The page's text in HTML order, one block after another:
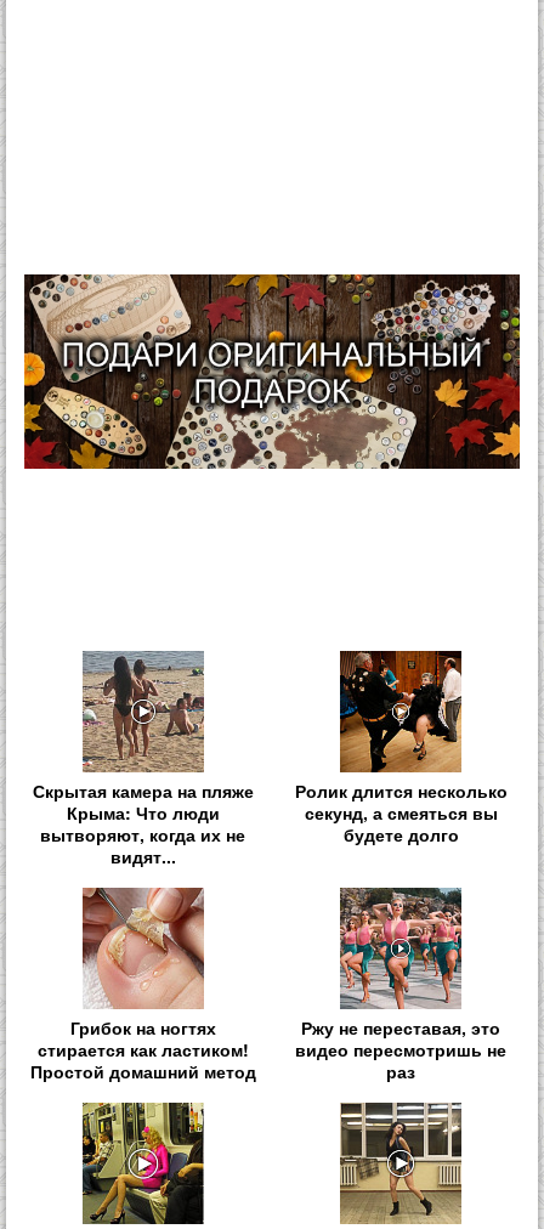
Скрытая камера на пляже
Крыма: Что люди
вытворяют, когда их не
видят...
Ролик длится несколько
секунд, а смеяться вы
будете долго
Грибок на ногтях
стирается как ластиком!
Простой домашний метод
Ржу не переставая, это
видео пересмотришь не
раз